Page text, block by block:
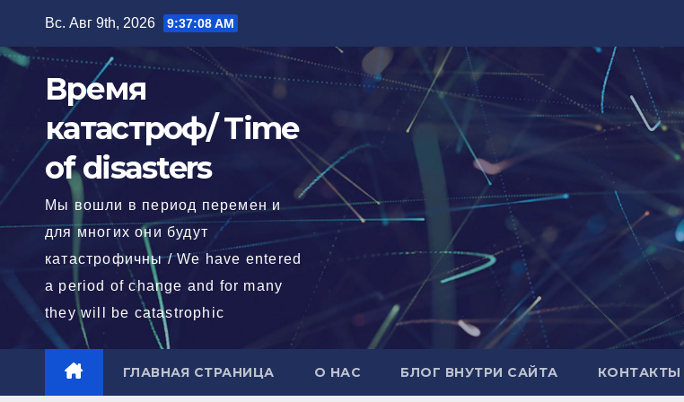
содержимому
Вс. Авг 9th, 2026 9:37:10 AM
Время
катастроф/ Time
of disasters
Мы вошли в период перемен и
для многих они будут
катастрофичны / We have entered
a period of change and for many
they will be catastrophic
ГЛАВНАЯ СТРАНИЦА О НАС БЛОГ ВНУТРИ САЙТА КОНТАКТЫ